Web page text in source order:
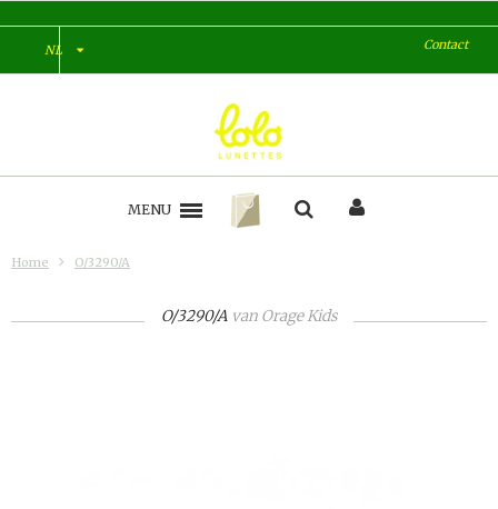
NL Contact
MENU
Home O/3290/A
O/3290/A van Orage Kids